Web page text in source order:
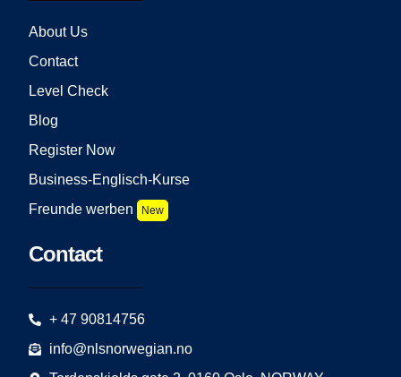
About Us
Contact
Level Check
Blog
Register Now
Business-Englisch-Kurse
Freunde werben
New
Contact
+ 47 90814756
info@nlsnorwegian.no